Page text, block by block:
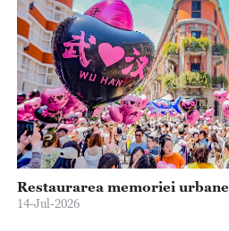
Restaurarea memoriei urbane
14-Jul-2026